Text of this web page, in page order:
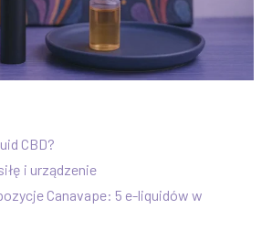
CBD?
i urządzenie
Canavape: 5 e-liquidów w